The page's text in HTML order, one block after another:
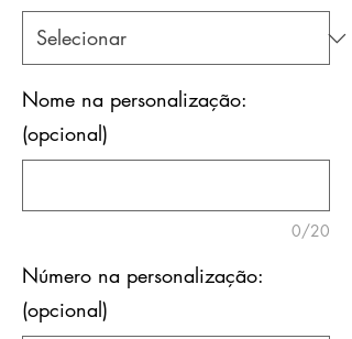
Nome na personalização:
(opcional)
0/20
Número na personalização:
(opcional)